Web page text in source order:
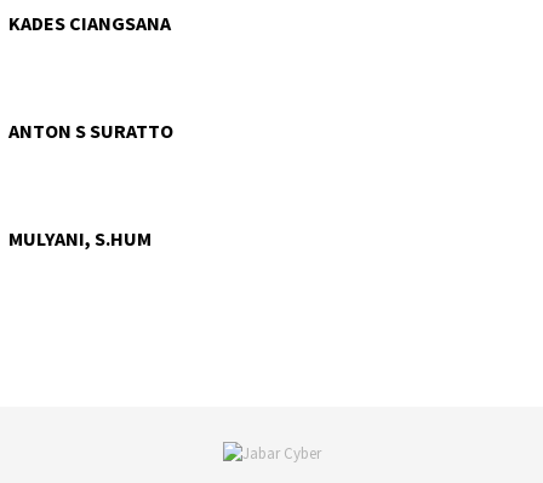
KADES CIANGSANA
ANTON S SURATTO
MULYANI, S.HUM